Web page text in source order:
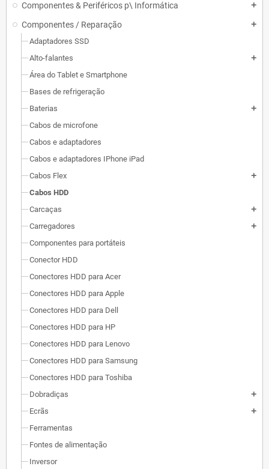
Componentes & Periféricos p\ Informática add
Componentes / Reparação add
Adaptadores SSD
Alto-falantes
add
Área do Tablet e Smartphone
Bases de refrigeração
Baterias
add
Cabos de microfone
Cabos e adaptadores
Cabos e adaptadores IPhone iPad
Cabos Flex
add
Cabos HDD
Carcaças
add
Carregadores add
Componentes para portáteis
Conector HDD
Conectores HDD para Acer
Conectores HDD para Apple
Conectores HDD para Dell
Conectores HDD para HP
Conectores HDD para Lenovo
Conectores HDD para Samsung
Conectores HDD para Toshiba
Dobradiças
add
Ecrãs add
Ferramentas
Fontes de alimentação
Inversor